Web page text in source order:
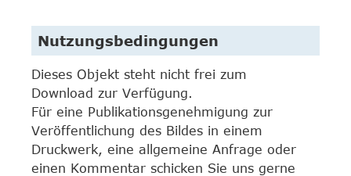
Nutzungsbedingungen
Dieses Objekt steht nicht frei zum
Download zur Verfügung.
Für eine Publikationsgenehmigung zur
Veröffentlichung des Bildes in einem
Druckwerk, eine allgemeine Anfrage oder
einen Kommentar schicken Sie uns gerne